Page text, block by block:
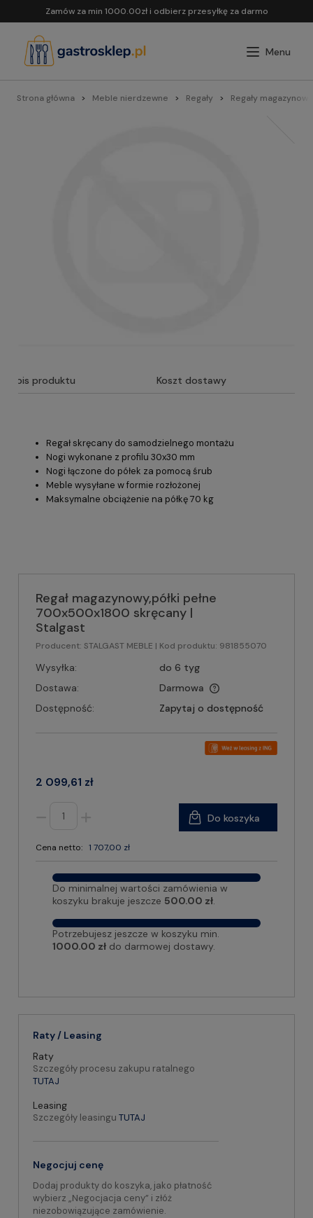
Zamów za min 1000.00zł i odbierz przesyłkę za darmo
Strona główna Meble nierdzewne Regały Regały
Opis produktu Koszt dostawy
Regał skręcany do samodzielnego montażu
Nogi wykonane z profilu 30x30 mm
Nogi łączone do półek za pomocą śrub
Meble wysyłane w formie rozłożonej
Maksymalne obciążenie na półkę 70 kg
Regał magazynowy,półki pełne
700x500x1800 skręcany |
Stalgast
Producent: STALGAST MEBLE | Kod produktu: 981855070
Wysyłka:
do 6 tyg
Dostawa:
Darmowa
Dostępność:
Zapytaj o dostępność
2 099,61 zł
Cena netto: 1 707,00 zł
Do koszyka
Do minimalnej wartości zamówienia w
koszyku brakuje jeszcze 500.00 zł.
Potrzebujesz jeszcze w koszyku min.
1000.00 zł do darmowej dostawy.
Raty / Leasing
Raty
Szczegóły procesu zakupu ratalnego
TUTAJ
Leasing
Szczegóły leasingu TUTAJ
Negocjuj cenę
Dodaj produkty do koszyka, jako płatność
wybierz „Negocjacja ceny” i złóż
niezobowiązujące zamówienie.